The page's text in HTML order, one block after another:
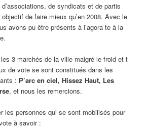
de syndicats et de partis
de faire mieux qu’en 2008. Avec le
avons pu être présents à l’agora te à la
3 marchés de la ville malgré le froid et t
de vote se sont constitués dans les
: P’arc en ciel, Hissez Haut, Les
, et nous les remercions.
les personnes qui se sont mobilisés pour
à savoir :